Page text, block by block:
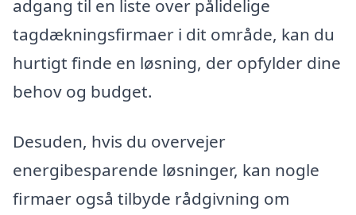
adgang til en liste over pålidelige
tagdækningsfirmaer i dit område, kan du
hurtigt finde en løsning, der opfylder dine
behov og budget.
Desuden, hvis du overvejer
energibesparende løsninger, kan nogle
firmaer også tilbyde rådgivning om